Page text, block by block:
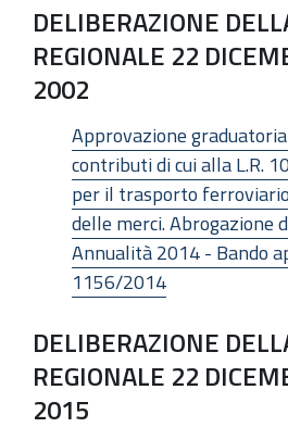
DELIBERAZIONE
REGIONALE 22
2002
Approvazione
contributi di cui alla L.R.
per il trasporto
delle merci. Abrogazione
Annualità 2014 - Bando
1156/2014
DELIBERAZIONE
REGIONALE 22
2015